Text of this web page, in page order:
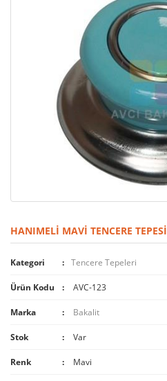
HANIMELI MAVI TENCERE TEPESI
Kategori Tencere Tepeleri
Ürün Kodu AVC-123
Marka Bakalit
Stok Var
Renk Mavi